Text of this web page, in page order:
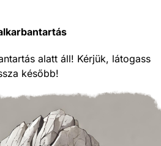
alatt áll! Kérjük, látogass
később!